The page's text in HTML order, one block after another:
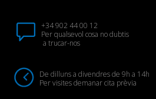
+34 902 44 00 12
Per qualsevol cosa no dubtis
a trucar-nos
De dilluns a divendres de 9h a 14h
Per visites demanar cita prèvia